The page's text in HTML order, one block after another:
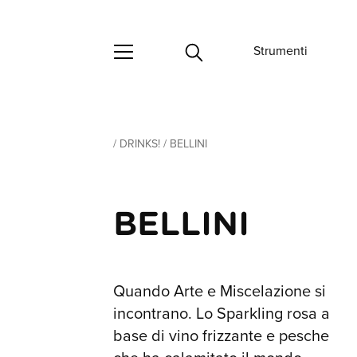
Strumenti
/ DRINKS!/ BELLINI
BELLINI
Quando Arte e Miscelazione si
incontrano. Lo Sparkling rosa a
base di vino frizzante e pesche